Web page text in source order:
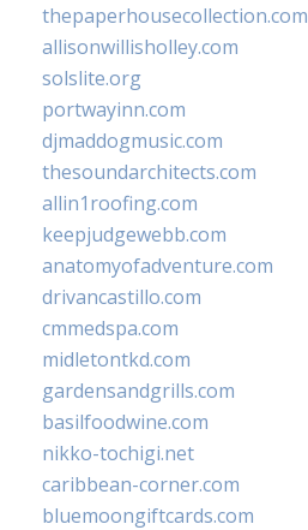
thepaperhousecollection.com
allisonwillisholley.com
solslite.org
portwayinn.com
djmaddogmusic.com
thesoundarchitects.com
allin1roofing.com
keepjudgewebb.com
anatomyofadventure.com
drivancastillo.com
cmmedspa.com
midletontkd.com
gardensandgrills.com
basilfoodwine.com
nikko-tochigi.net
caribbean-corner.com
bluemoongiftcards.com